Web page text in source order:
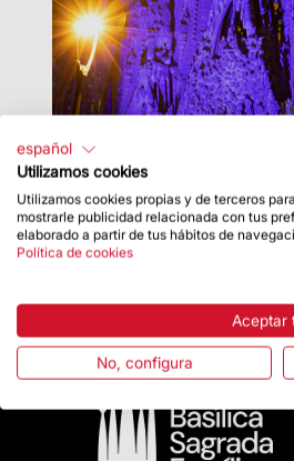
español
Utilizamos cookies
Utilizamos cookies propias y de terceros
mostrarle publicidad relacionada con tus
elaborado a partir de tus hábitos de
Política de cookies
Aceptar
No, configura